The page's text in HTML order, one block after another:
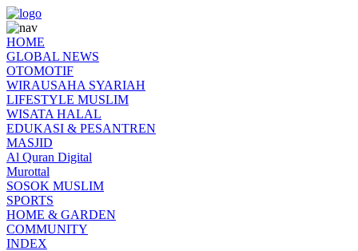
HOME
GLOBAL NEWS
OTOMOTIF
WIRAUSAHA SYARIAH
LIFESTYLE MUSLIM
WISATA HALAL
EDUKASI & PESANTREN
MASJID
Al Quran Digital
Murottal
SOSOK MUSLIM
SPORTS
HOME & GARDEN
COMMUNITY
INDEX